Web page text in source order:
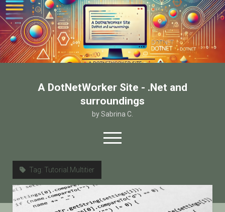
A DotNetWorker Site - .Net and
surroundings
by Sabrina C.
open
menu
twitter
Home
Chi sono
Tag: Tutorial.Multitier